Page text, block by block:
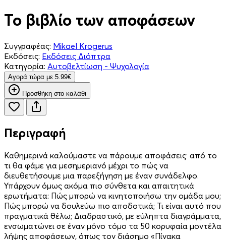
Το βιβλίο των αποφάσεων
Συγγραφέας: Mikael Krogerus
Εκδόσεις: Εκδόσεις Διόπτρα
Κατηγορία: Αυτοβελτίωση - Ψυχολογία
Aγορά τώρα με 5.99€
Προσθήκη στο καλάθι
Περιγραφή
Καθημερινά καλούμαστε να πάρουμε αποφάσεις· από το
τι θα φάμε για μεσημεριανό μέχρι το πώς να
διευθετήσουμε μια παρεξήγηση με έναν συνάδελφο.
Υπάρχουν όμως ακόμα πιο σύνθετα και απαιτητικά
ερωτήματα: Πώς μπορώ να κινητοποιήσω την ομάδα μου;
Πώς μπορώ να δουλεύω πιο αποδοτικά; Τι είναι αυτό που
πραγματικά θέλω; Διαδραστικό, με εύληπτα διαγράμματα,
ενσωματώνει σε έναν μόνο τόμο τα 50 κορυφαία μοντέλα
λήψης αποφάσεων, όπως τον διάσημο «Πίνακα